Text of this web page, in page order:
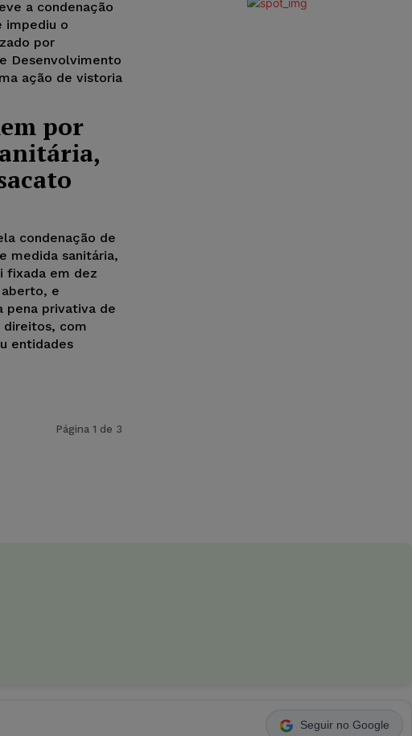
a condenação
impediu o
por
Desenvolvimento
ação de vistoria
por
condenação de
medida sanitária,
fixada em dez
e
pena privativa de
com
entidades
Página 1 de 3
Seguir no Google